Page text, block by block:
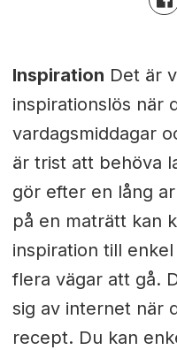
Inspiration Det är
inspirationslös när
vardagsmiddagar
är trist att behöva
gör efter en lång
på en maträtt kan
inspiration till
flera vägar att gå.
sig av internet när
recept. Du kan